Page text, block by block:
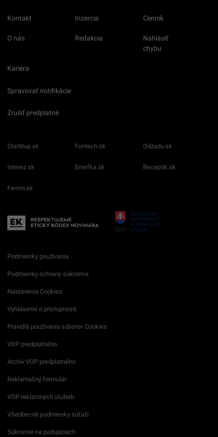
Kontakt Inzercia Cenník
O nás Redakcia
Nahlásiť
chybu
Kariéra
Spravovať notifikácie
Zrušiť predplatné
Startitup.sk Fontech.sk Odzadu.sk
Interez.sk Emefka.sk Receptik.sk
Femm.sk
Podmienky používania
Podmienky ochrany súkromia
Nastavenia Cookies
Vyhlásenie o prístupnosti
Pravidlá používania súborov Cookies
VOP predplatného
Archív VOP predplatného
Reklamačný formulár
VOP reklamných služieb
Všeobecné podmienky súťaží
Súkromie na podujatiach